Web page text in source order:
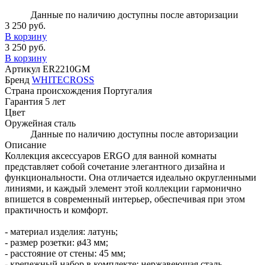
Данные по наличию доступны после авторизации
3 250 руб.
В корзину
3 250 руб.
В корзину
Артикул ER2210GM
Бренд WHITECROSS
Страна происхождения Португалия
Гарантия 5 лет
Цвет
Оружейная сталь
Данные по наличию доступны после авторизации
Описание
Коллекция аксессуаров ERGO для ванной комнаты
представляет собой сочетание элегантного дизайна и
функциональности. Она отличается идеально округленными
линиями, и каждый элемент этой коллекции гармонично
впишется в современный интерьер, обеспечивая при этом
практичность и комфорт.
- материал изделия: латунь;
- размер розетки: ø43 мм;
- расстояние от стены: 45 мм;